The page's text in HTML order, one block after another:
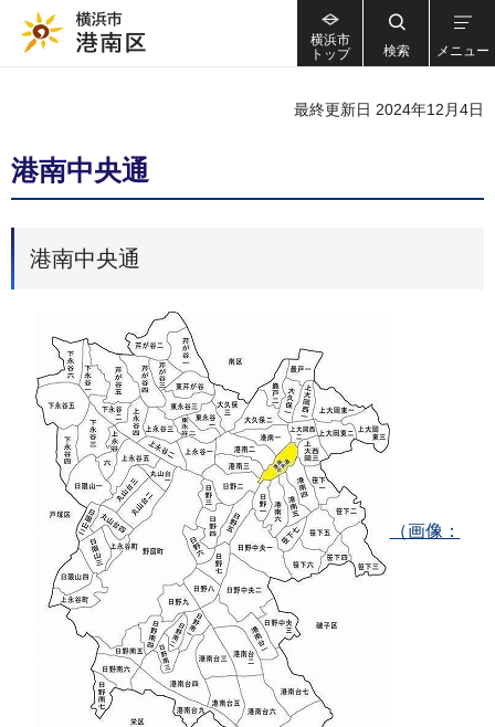
横浜市
トップ
検索 メニュー
最終更新日 2024年12月4日
港南中央通
港南中央通
（画像：